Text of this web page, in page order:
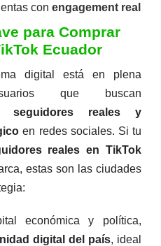
conengagement real
para Comprar
Ecuador
digital está en plena
que buscan
seguidores reales y
en redes sociales. Si tu
reales en TikTok
estas son las ciudades
económica y política,
digital del país, ideal